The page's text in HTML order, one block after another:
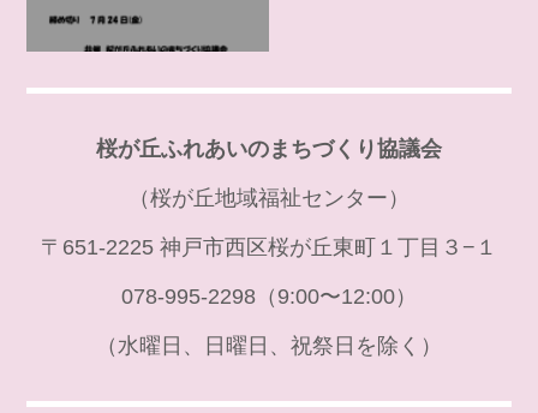
桜が丘ふれあいのまちづくり協議会
（桜が丘地域福祉センター）
〒651-2225 神戸市西区桜が丘東町１丁目３−１
078-995-2298（9:00〜12:00）
（水曜日、日曜日、祝祭日を除く）